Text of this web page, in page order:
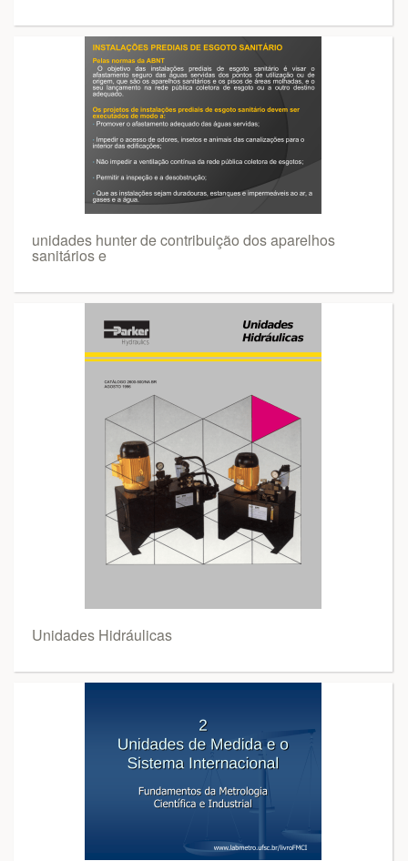
unidades hunter de contribuição dos aparelhos
sanitários e
Unidades Hidráulicas